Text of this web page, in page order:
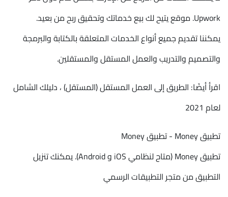
Upwork. موقع يتيح لك بيع خدماتك وتحقيق ربح من بعيد.
يمكننا تقديم جميع أنواع الخدمات المتعلقة بالكتابة والبرمجة
والتصميم والتدريب والعمل المستقل والمستقلين.
اقرأ أيضًا: الطريق إلى العمل المستقل (المستقل) ، دليلك الشامل
لعام 2021
تطبيق Money - تطبيق Money
تطبيق Money (متاح لنظامي iOS و Android). يمكنك تنزيل
التطبيق من متجر التطبيقات الرسمي